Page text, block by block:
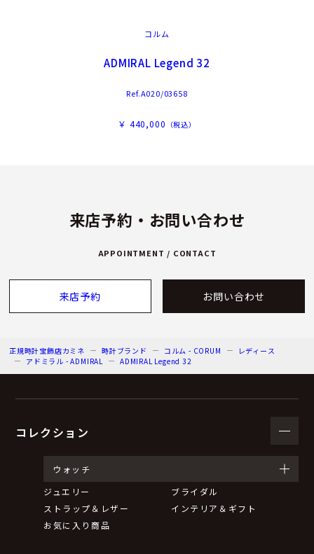
コルム
ADMIRAL Legend 32
Ref.A020/03658
￥ 440,000 （税込）
来店予約・お問い合わせ
APPOINTMENT / CONTACT
来店予約 お問い合わせ
正規時計宝飾店カミネ 時計ブランド コルム - CORUM
レディース
アドミラル - ADMIRAL
ADMIRAL Legend 32
コレクション
ウォッチ
ジュエリー
ブライダル
ストラップ＆レザー
インテリア＆ギフト
お気に入り商品